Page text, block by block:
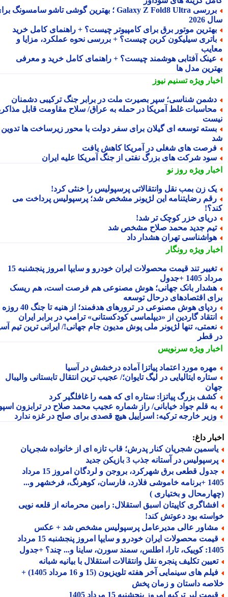
بررسی Galaxy Z Fold8 Ultra ؛ بهترین گوشی تاشو سامسونگ برای
2026
موتور برق برای کامپیوتر چیست؟ + راهنمای کامل خرید
سیلیکون کربن چیست؟ + بررسی نحوه عملکرد، مزایا و
آفتابی هوشمند چیست؟ + راهنمای کامل خرید و معرفی
مدل ها
ویژهتسنیم نیوز
شناسی؛ سپر بصیرت ملت در برابر جنگ ترکیبی دشمنان
غلط آمریکا در حمله به عراق/ سلاح مقاومت قابل مذاکره
توسعه ای گیلان برای سفر دولت با محور زیرساخت ها تدوین
های شغلی در آمریکا کاهش یافت
شرکت های بزرگ نفتی از جنگ آمریکا علیه ایران
ویژهروز نو
زن بمب نقل وانتقالاتی پرسپولیس را خنثی کرد!
رضایتنامه این لژیونر مشخص شد؛ پرسپولیس پرداخت می
خزر کوچک تر شد!
جدید محمد صلاح مشخص شد
تهران هشدار داد
ویژهرونگار
تغییر تند قیمت محصولات ایران خودرو و سایپا امروز پنجشنبه 15
+جدول
بانک جهانی؛ هوش مصنوعی هم فرصت است، هم ریسک
اقتصادهای درحال توسعه
هوش مصنوعی در ترورهای هدفمند؛ از هنیه تا جنگ 40 روزه
گاردین از «دیپلماسی کودکستانی» ترامپ در برابر ایران
تنها لژیونر ملی پوش مدیون جام جهانی!/ ایرانی ترین تیم آسیا
قطر
ویژهسرنویس
مورد اعتماد پیاتزا آماده درخشش در آسیا
ایتالیایی در لیگ تایوان؛/ عجیب ترین انتقال تابستانی والیبال
بزرگ پیاتزا: ستاره ای که همه را غافلگیر کرد
قلم جواد خیابانی/ راز شماره عجیب محمد صلاح در ترابزون اسپور
خارجه ترکیه: اسراییل هیچ قصدی برای صلح در غزه ندارد
داغ:
شجریان کنار پدرش؛ قاب تازه ای از خانواده شجریان
در آستانه جذب 3 بازیکن جدید
جدول قطعی برق شهرکرد، بروجن و لردگان امروز 15 مرداد
1405 +برنامه خاموشی فلارد، فارسان، کوهرنگ، فرخشهر و...
و بختیاری )
کاپیتان اسبق استقلال: رامین محرمانه از قلعه نویی
بود دعوتش کند!
عالی مدیرعامل پرسپولیس مشخص شد + عکس
قیمت محصولات ایران خودرو و سایپا امروز پنجشنبه 15 مرداد
ساینا و... چند؟ +جدول
تکلیف پنجره نقل وانتقالات استقلال با بیانیه شبانه
فیلم های سینمایی آخر هفته تلویزیون (15 و 16 مرداد 1405) +
داستان و زمان پخش
لیر ترکیه امروز پنجشنبه 15 مرداد 1405